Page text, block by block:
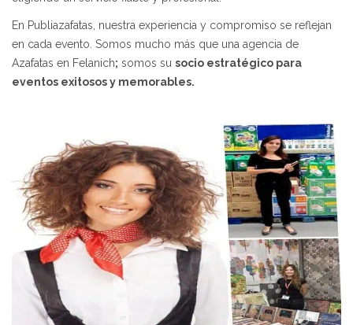
En Publiazafatas, nuestra experiencia y compromiso se reflejan
en cada evento. Somos mucho más que una agencia de
Azafatas en Felanich; somos su socio estratégico para
eventos exitosos y memorables.